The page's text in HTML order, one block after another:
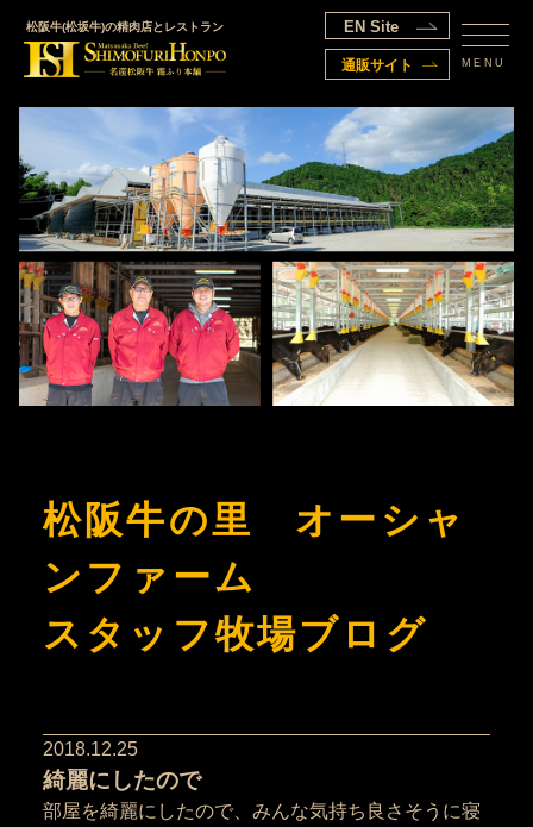
松阪牛(松坂牛)の精肉店とレストラン
通販サイト
EN Site
MENU
松阪牛の里 オーシャ
ンファーム
スタッフ牧場ブログ
2018.12.25
綺麗にしたので
部屋を綺麗にしたので、みんな気持ち良さそうに寝